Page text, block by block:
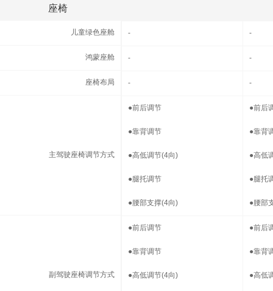
座椅
儿童绿色座舱 - -
鸿蒙座舱 - -
座椅布局 - -
●前后调节
●靠背调节
●高低调节(4向)
●腿托调节
●腰部支撑(4向)
●前后
●靠背
●高低
●腿托
●腰部
●前后调节
●靠背调节
●高低调节(4向)
●前后
●靠背
●高低
座椅
儿童绿色座舱
鸿蒙座舱
座椅布局
主驾驶座椅调节方式
副驾驶座椅调节方式